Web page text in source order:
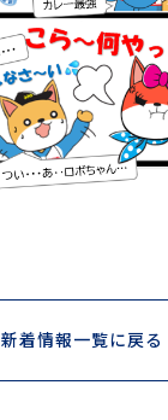
新着情報一覧に戻る